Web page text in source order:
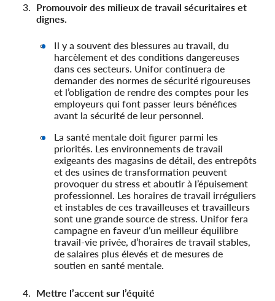
Promouvoir des milieux de travail sécuritaires et
dignes.
Il y a souvent des blessures au travail, du
harcèlement et des conditions dangereuses
dans ces secteurs. Unifor continuera de
demander des normes de sécurité rigoureuses
et l’obligation de rendre des comptes pour les
employeurs qui font passer leurs bénéfices
avant la sécurité de leur personnel.
La santé mentale doit figurer parmi les
priorités. Les environnements de travail
exigeants des magasins de détail, des entrepôts
et des usines de transformation peuvent
provoquer du stress et aboutir à l’épuisement
professionnel. Les horaires de travail irréguliers
et instables de ces travailleuses et travailleurs
sont une grande source de stress. Unifor fera
campagne en faveur d’un meilleur équilibre
travail-vie privée, d’horaires de travail stables,
de salaires plus élevés et de mesures de
soutien en santé mentale.
Mettre l’accent sur l’équité